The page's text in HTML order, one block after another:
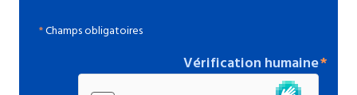
*Champs obligatoires
Vérification humaine